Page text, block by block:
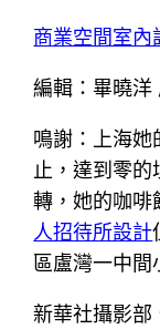
商業空間室內
編輯：畢曉洋
鳴謝：上海
止，達到零
轉，她的咖啡
人招待所設計
區盧灣一中間
新華社攝影部